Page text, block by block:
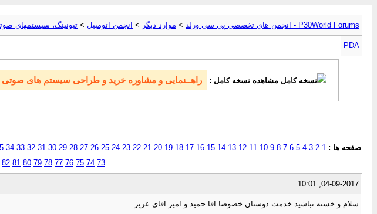
P30World Forums - انجمن های تخصصی پی سی ورلد > موارد ديگر > انجمن اتومبیل > تیونینگ، سیستمهای
PDA
مشاهده نسخه کامل : راهــنمایی و مشاوره خرید و طراحی سیستم های
صفحه ها : 1
2
3
4
5
6
7
8
9
10
11
12
13
14
15
16
17
18
19
20
21
22
23
24
25
26
27
28
29
30
31
32
33
34
73
74
75
76
77
78
79
80
81
82
04-09-2017, 10:01
سلام و خسته نباشید خدمت دوستان خصوصا اقا حمید و امیر اقای عزیز.